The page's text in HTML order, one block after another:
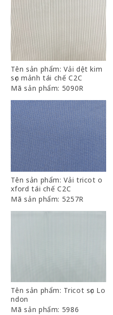
Tên sản phẩm: Vải dệt kim
sọc mảnh tái chế C2C
Mã sản phẩm: 5090R
Tên sản phẩm: Vải tricot o
xford tái chế C2C
Mã sản phẩm: 5257R
Tên sản phẩm: Tricot sọc Lo
ndon
Mã sản phẩm: 5986